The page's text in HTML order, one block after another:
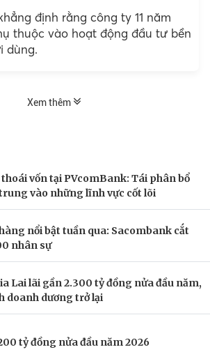
định rằng công ty 11 năm
thuộc vào hoạt động đầu tư bền
dùng.
Xem thêm
vốn tại PVcomBank: Tái phân bổ
vào những lĩnh vực cốt lõi
nổi bật tuần qua: Sacombank cắt
nhân sự
Lai lãi gần 2.300 tỷ đồng nửa đầu năm,
doanh dương trở lại
tỷ đồng nửa đầu năm 2026